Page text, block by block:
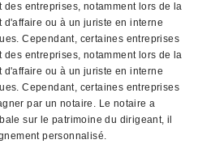
entreprises, notamment lors de la
ou à un juriste en interne
Cependant, certaines entreprises
entreprises, notamment lors de la
ou à un juriste en interne
Cependant, certaines entreprises
par un notaire. Le notaire a
sur le patrimoine du dirigeant, il
personnalisé.